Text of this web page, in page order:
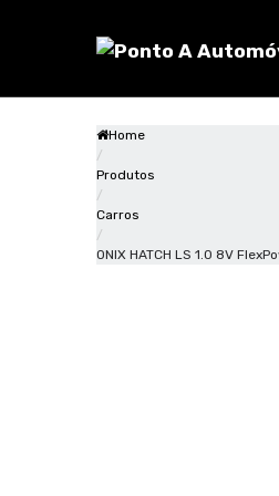
Home
/
Produtos
/
Carros
/
ONIX HATCH LS 1.0 8V